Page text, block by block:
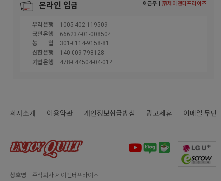
온라인 입금 예금주 |㈜제이엔터프라이즈
우리은행
1005-402-119509
국민은행
666237-01-008504
농협301-0114-9158-81
신한은행
140-009-798128
기업은행
478-044504-04-012
회사소개 이용약관 개인정보취급방침 광고제휴 이메일 무단
상호명
주식회사 제이엔터프라이즈